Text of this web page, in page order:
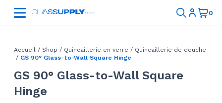
Accueil / Shop / Quincaillerie en verre / Quincaillerie de douche
/ GS 90° Glass-to-Wall Square Hinge
GS 90° Glass-to-Wall Square
Hinge